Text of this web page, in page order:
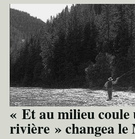
« Et au milieu coule
rivière » changea le